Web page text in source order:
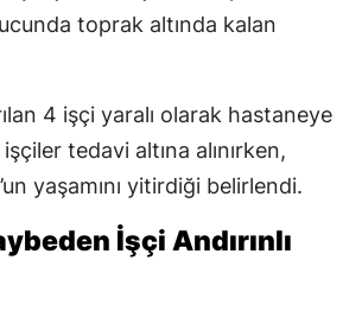
toprak altında kalan
4 işçi yaralı olarak hastaneye
işçiler tedavi altına alınırken,
yaşamını yitirdiği belirlendi.
İşçi Andırınlı